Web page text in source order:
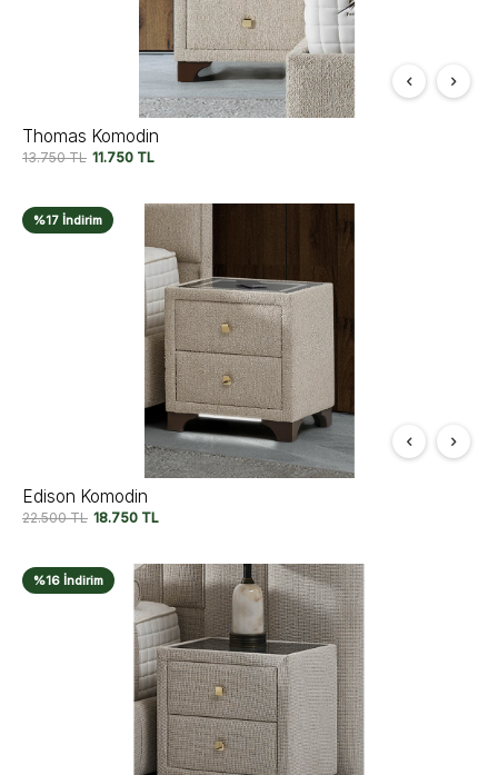
Thomas Komodin
13.750TL 11.750 TL
%17 İndirim
Edison Komodin
22.500TL 18.750 TL
%16 İndirim